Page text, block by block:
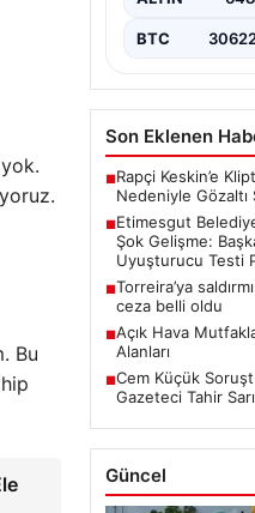
Bu
Etimesgut
yeni ve çarpıcı
BTC
Son Eklenen
■Rapçi Keskin’e
Nedeniyle Gözaltı
■Etimesgut
Şok Gelişme:
Uyuşturucu Testi
■Torreira’ya
ceza belli oldu
■Açık Hava
Alanları
■Cem Küçük
Gazeteci Tahir
Güncel